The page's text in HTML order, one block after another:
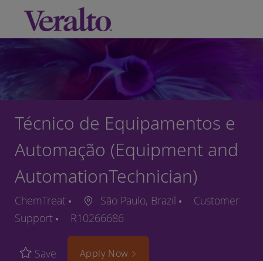
Skip to main content
-
Técnico de Equipamentos e
Automação (Equipment and
AutomationTechnician)
ChemTreat São Paulo, Brazil
Customer
Support
R10266686
Save Apply Now